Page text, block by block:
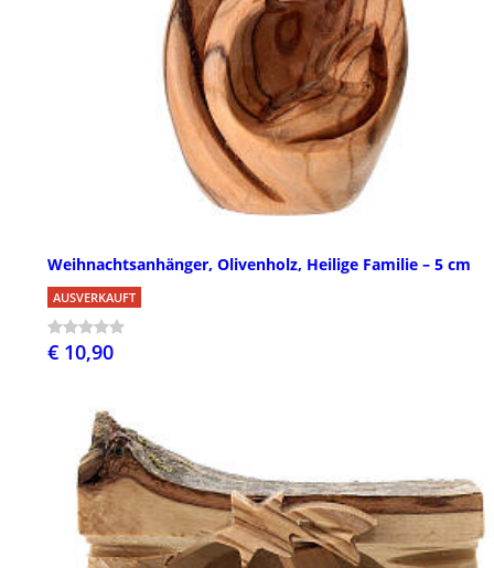
Weihnachtsanhänger, Olivenholz, Heilige Familie – 5 cm
AUSVERKAUFT
€ 10,90